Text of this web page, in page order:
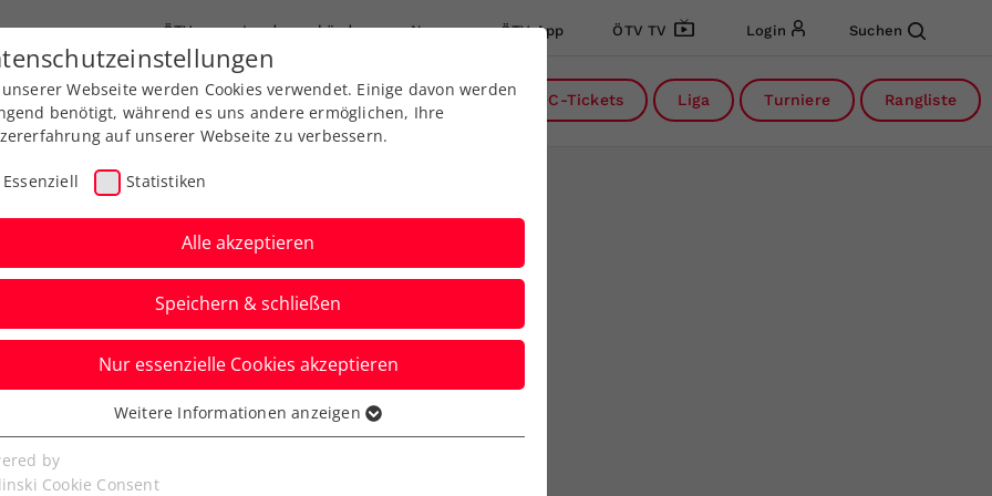
ÖTV Landesverbände News ÖTV App ÖTV TV Login Suchen
Ausbildung Services Über uns DC-Tickets Liga Turniere Rangliste
by EVN: ATP-
Webseite werden Cookies verwendet. Einige davon werden
benötigt, während es uns andere ermöglichen, Ihre
auf unserer Webseite zu verbessern.
Essenziell Statistiken
Alle akzeptieren
Speichern & schließen
Nur essenzielle Cookies akzeptieren
Cookies werden für grundlegende Funktionen der
benötigt. Dadurch ist gewährleistet, dass die Webseite
Weitere Informationen anzeigen
by
Cookie Consent